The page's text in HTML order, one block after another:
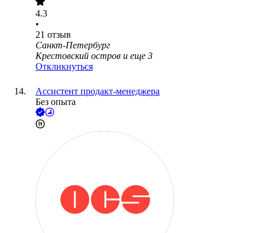
4.3
•
21 отзыв
Санкт-Петербург
Крестовский остров и еще 3
Откликнуться
Ассистент продакт-менеджера
Без опыта